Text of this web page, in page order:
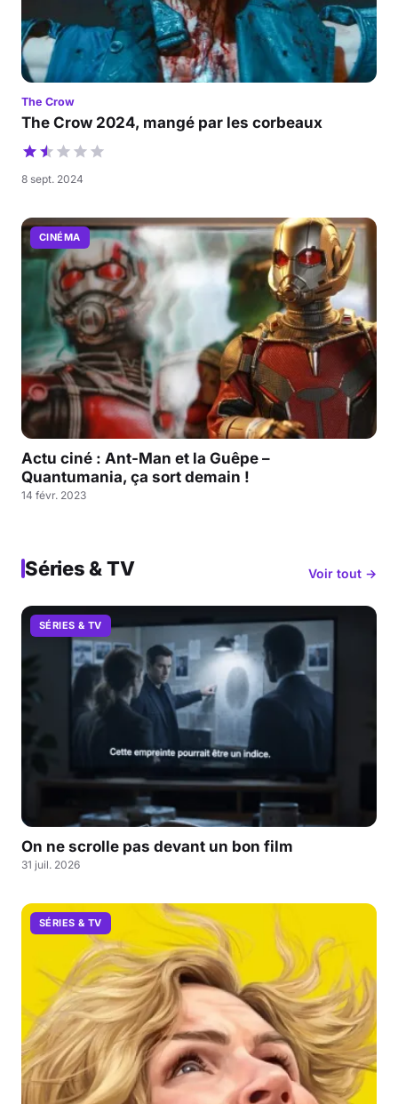
The Crow
The Crow 2024, mangé par les corbeaux
8 sept. 2024
CINÉMA
Actu ciné : Ant-Man et la Guêpe –
Quantumania, ça sort demain !
14 févr. 2023
Séries & TV Voir tout →
SÉRIES & TV
On ne scrolle pas devant un bon film
31 juil. 2026
SÉRIES & TV